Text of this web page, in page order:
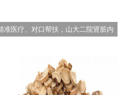
准医疗、对口帮扶，山大二院肾脏内